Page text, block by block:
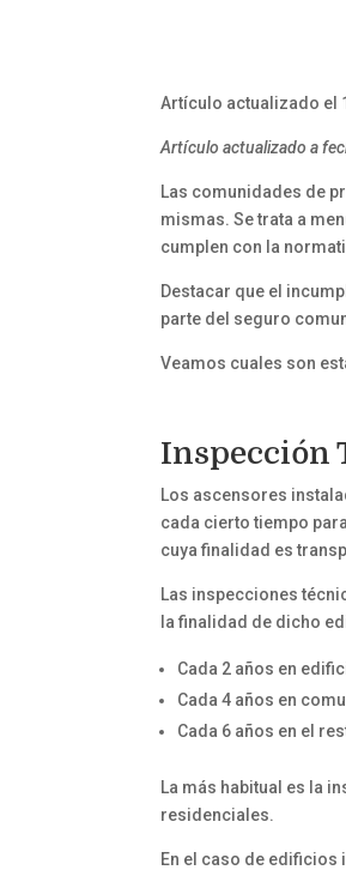
Artículo actualizado el
Artículo actualizado a
Las comunidades de
mismas. Se trata a
cumplen con la
Destacar que el
parte del seguro
Veamos cuales son
Inspección
Los ascensores
cada cierto tiempo
cuya finalidad es
Las inspecciones
la finalidad de dicho
Cada 2 años en
Cada 4 años en
Cada 6 años en el
La más habitual es la
residenciales.
En el caso de edificios